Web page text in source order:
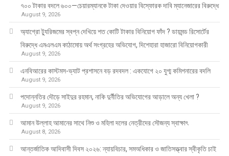
৭০০ টাকার বদলে ৬০০—চেয়ারম্যানকে টাকা দেওয়ার বিস্ফোরক দাবি ম্যানেজারের বিরুদ্ধে
August 9, 2026
অ্যাগ্রো ট্যুরিজমের স্বপ্ন দেখিয়ে শত কোটি টাকার বিনিয়োগ ফাঁদ ? ডায়মন্ড রিসোর্টের
বিরুদ্ধে এমএলএম কাঠামোয় অর্থ সংগ্রহের অভিযোগ, দিশেহারা হাজারো বিনিয়োগকারী
August 9, 2026
এনবিআরের কাস্টমস-ভ্যাট প্রশাসনে বড় রদবদল : একযোগে ২০ যুগ্ম কমিশনারের বদলি
August 9, 2026
পদোন্নতির দৌড়ে সাইদুর রহমান, নাকি দুর্নীতির অভিযোগের আড়ালে অন্য খেলা ?
August 9, 2026
আমান উল্লাহ আমানের সাথে নিশু ও মহিলা দলের নেত্রীদের সৌজন্য স্বাক্ষাৎ
August 8, 2026
আন্তর্জাতিক আদিবাসী দিবস ২০২৬: ন্যায়বিচার, সমঅধিকার ও জাতিসত্ত্বার স্বীকৃতি চাই